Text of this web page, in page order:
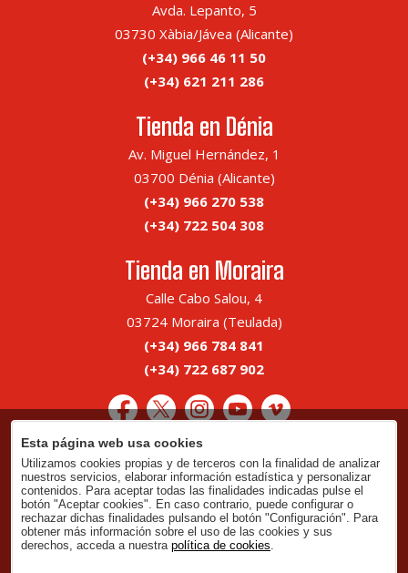
Avda. Lepanto, 5
03730 Xàbia/Jávea (Alicante)
(+34) 966 46 11 50
(+34) 621 211 286
Tienda en Dénia
Av. Miguel Hernández, 1
03700 Dénia (Alicante)
(+34) 966 270 538
(+34) 722 504 308
Tienda en Moraira
Calle Cabo Salou, 4
03724 Moraira (Teulada)
(+34) 966 784 841
(+34) 722 687 902
Aviso legal
Política de privacidad
Política de cookies
Gestionar cookies
Condiciones generales de uso
Esta página web usa cookies
Utilizamos cookies propias y de terceros con la finalidad de analizar
nuestros servicios, elaborar información estadística y personalizar
contenidos. Para aceptar todas las finalidades indicadas pulse el
botón "Aceptar cookies". En caso contrario, puede configurar o
rechazar dichas finalidades pulsando el botón "Configuración". Para
obtener más información sobre el uso de las cookies y sus
derechos, acceda a nuestra política de cookies.